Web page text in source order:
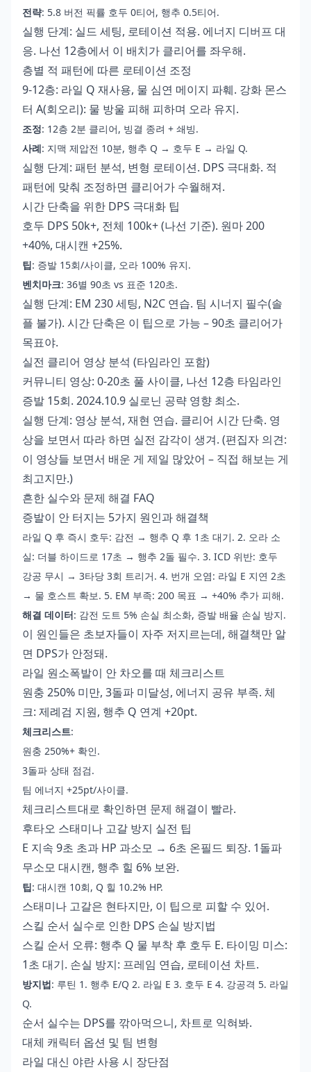
전략: 5.8 버전 픽률 호두 0티어, 행추 0.5티어.
실행 단계: 실드 세팅, 로테이션 적용. 에너지 디버프 대
응. 나선 12층에서 이 배치가 클리어를 좌우해.
층별 적 패턴에 따른 로테이션 조정
9-12층: 라일 Q 재사용, 물 심연 메이지 파훼. 강화 몬스
터 A(회오리): 물 방울 피해 피하며 오라 유지.
조정: 12층 2분 클리어, 빙결 종려 + 쇄빙.
사례: 지맥 제압전 10분, 행추 Q → 호두 E → 라일 Q.
실행 단계: 패턴 분석, 변형 로테이션. DPS 극대화. 적
패턴에 맞춰 조정하면 클리어가 수월해져.
시간 단축을 위한 DPS 극대화 팁
호두 DPS 50k+, 전체 100k+ (나선 기준). 원마 200
+40%, 대시캔 +25%.
팁: 증발 15회/사이클, 오라 100% 유지.
벤치마크: 36별 90초 vs 표준 120초.
실행 단계: EM 230 세팅, N2C 연습. 팀 시너지 필수(솔
플 불가). 시간 단축은 이 팁으로 가능 – 90초 클리어가
목표야.
실전 클리어 영상 분석 (타임라인 포함)
커뮤니티 영상: 0-20초 풀 사이클, 나선 12층 타임라인
증발 15회. 2024.10.9 실로닌 공략 영향 최소.
실행 단계: 영상 분석, 재현 연습. 클리어 시간 단축. 영
상을 보면서 따라 하면 실전 감각이 생겨. (편집자 의견:
이 영상들 보면서 배운 게 제일 많았어 – 직접 해보는 게
최고지만.)
흔한 실수와 문제 해결 FAQ
증발이 안 터지는 5가지 원인과 해결책
라일 Q 후 즉시 호두: 감전 → 행추 Q 후 1초 대기. 2. 오라 소
실: 더블 하이드로 17초 → 행추 2돌 필수. 3. ICD 위반: 호두
강공 무시 → 3타당 3회 트리거. 4. 번개 오염: 라일 E 지연 2초
→ 물 호스트 확보. 5. EM 부족: 200 목표 → +40% 추가 피해.
해결 데이터: 감전 도트 5% 손실 최소화, 증발 배율 손실 방지.
이 원인들은 초보자들이 자주 저지르는데, 해결책만 알
면 DPS가 안정돼.
라일 원소폭발이 안 차오를 때 체크리스트
원충 250% 미만, 3돌파 미달성, 에너지 공유 부족. 체
크: 제례검 지원, 행추 Q 연계 +20pt.
체크리스트:
원충 250%+ 확인.
3돌파 상태 점검.
팀 에너지 +25pt/사이클.
체크리스트대로 확인하면 문제 해결이 빨라.
후타오 스태미나 고갈 방지 실전 팁
E 지속 9초 초과 HP 과소모 → 6초 온필드 퇴장. 1돌파
무소모 대시캔, 행추 힐 6% 보완.
팁: 대시캔 10회, Q 힐 10.2% HP.
스태미나 고갈은 현타지만, 이 팁으로 피할 수 있어.
스킬 순서 실수로 인한 DPS 손실 방지법
스킬 순서 오류: 행추 Q 물 부착 후 호두 E. 타이밍 미스:
1초 대기. 손실 방지: 프레임 연습, 로테이션 차트.
방지법: 루틴 1. 행추 E/Q 2. 라일 E 3. 호두 E 4. 강공격 5. 라일
Q.
순서 실수는 DPS를 깎아먹으니, 차트로 익혀봐.
대체 캐릭터 옵션 및 팀 변형
라일 대신 야란 사용 시 장단점